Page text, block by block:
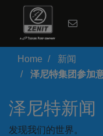
Home
新闻
泽尼特集团参加
泽尼特新闻
发现我们的世界。